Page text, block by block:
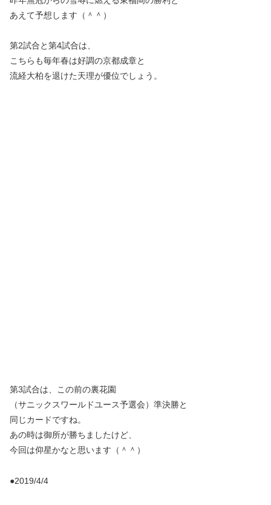
あえて予想します（＾＾）
第2試合と第4試合は、
こちらも毎年春は好調の京都成章と
流経大柏を退けた天理が優位でしょう。
第3試合は、この前の裏花園
（サニックスワールドユース予選会）準決勝と
同じカードですね。
あの時は御所が勝ちましたけど、
今回は仰星かなと思います（＾＾）
●2019/4/4